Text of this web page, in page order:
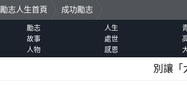
勵志人生首頁
成功勵志
勵志 人生
故事
處世
人物
感恩
別讓「